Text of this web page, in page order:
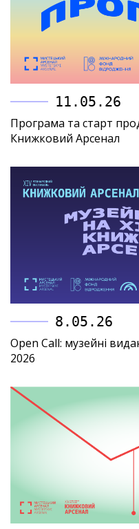
11.05.26
Програма та старт
Книжковий Арсенал
8.05.26
Open Call: музейні
2026